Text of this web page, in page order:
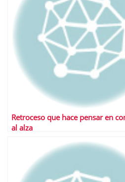
Retroceso que hace pensar en
al alza